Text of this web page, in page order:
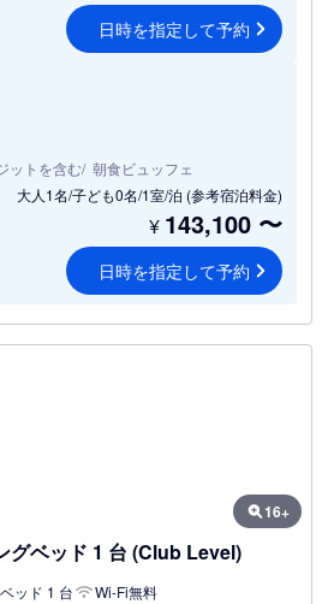
日時を指定して予約
ットを含む 朝食ビュッフェ
大人1名/子ども0名/1室/泊 (参考宿泊料金)
¥ 143,100 〜
日時を指定して予約
16+
グベッド 1 台 (Club Level)
ッド 1 台
Wi-Fi無料